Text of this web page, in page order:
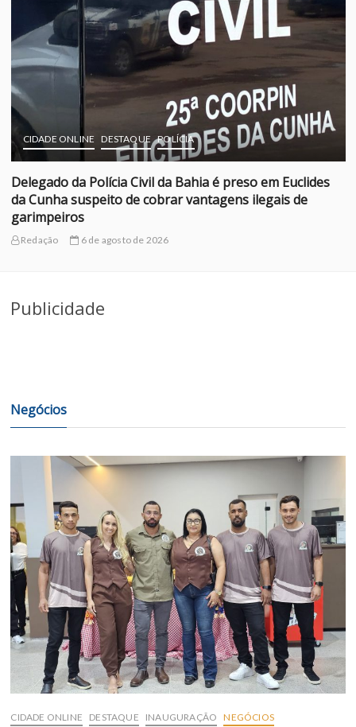
CIDADE ONLINE DESTAQUE POLÍCIA
Delegado da Polícia Civil da Bahia é preso em Euclides
da Cunha suspeito de cobrar vantagens ilegais de
garimpeiros
Redação 6 de agosto de 2026
Publicidade
Negócios
CIDADE ONLINE DESTAQUE INAUGURAÇÃO NEGÓCIOS